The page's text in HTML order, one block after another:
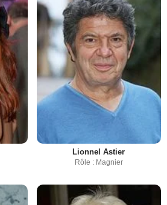
Lionnel Astier
Rôle : Magnier